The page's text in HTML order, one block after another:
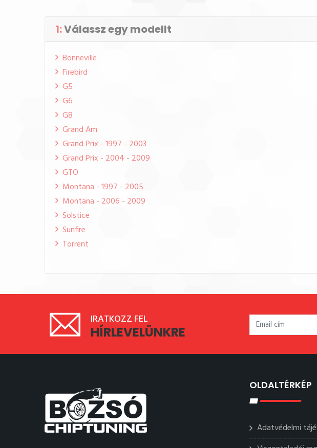
1:Válassz egy modellt
Bonneville
Firebird
G5
G6
G8
Grand Am
Grand Prix - 1997 - 2003
Grand Prix - 2004 - 2009
GTO
Montana - 1997 - 2005
Montana - 2006 - 2009
Solstice
Sunfire
Torrent
IRATKOZZ FEL
HÍRLEVELÜNKRE
OLDALTÉRKÉP
Adatvédelmi